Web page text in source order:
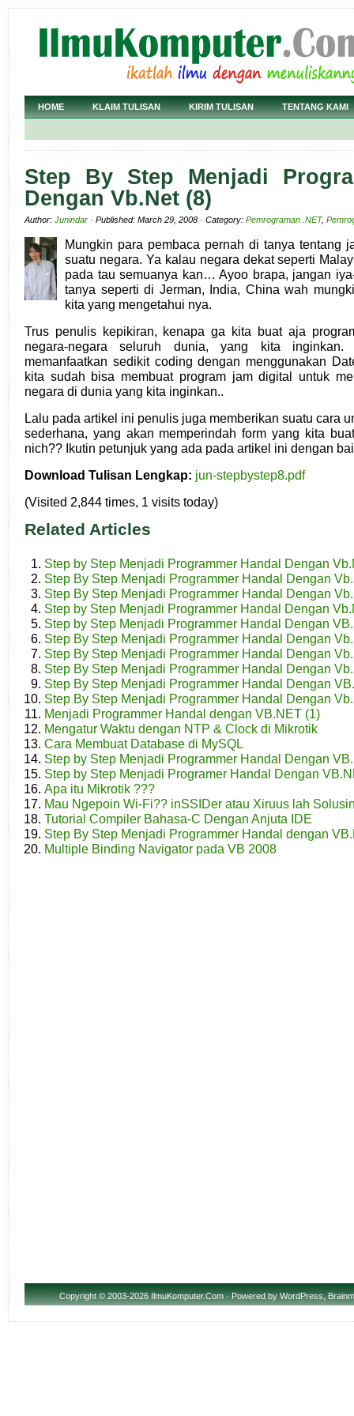
HOME KLAIM TULISAN KIRIM TULISAN TENTANG KAMI
Step By Step Menjadi
Dengan Vb.Net (8)
Author: Junindar · Published: March 29, 2008 · Category: Pemrograman .NET,
Mungkin para pembaca pernah di tanya tentang
suatu negara. Ya kalau negara dekat seperti
pada tau semuanya kan… Ayoo brapa, jangan
tanya seperti di Jerman, India, China wah
kita yang mengetahui nya.
Trus penulis kepikiran, kenapa ga kita buat aja
negara-negara seluruh dunia, yang kita inginkan.
memanfaatkan sedikit coding dengan menggunakan
kita sudah bisa membuat program jam digital untuk
negara di dunia yang kita inginkan..
Lalu pada artikel ini penulis juga memberikan suatu cara
sederhana, yang akan memperindah form yang kita
nich?? Ikutin petunjuk yang ada pada artikel ini dengan
Download Tulisan Lengkap: jun-stepbystep8.pdf
(Visited 2,844 times, 1 visits today)
Related Articles
Step by Step Menjadi Programmer Handal Dengan
Step By Step Menjadi Programmer Handal Dengan
Step By Step Menjadi Programmer Handal Dengan
Step by Step Menjadi Programmer Handal Dengan
Step by Step Menjadi Programmer Handal Dengan
Step By Step Menjadi Programmer Handal Dengan
Step By Step Menjadi Programmer Handal Dengan
Step By Step Menjadi Programmer Handal Dengan
Step By Step Menjadi Programmer Handal Dengan
Step By Step Menjadi Programmer Handal Dengan
Menjadi Programmer Handal dengan VB.NET (1)
Mengatur Waktu dengan NTP & Clock di Mikrotik
Cara Membuat Database di MySQL
Step by Step Menjadi Programmer Handal Dengan
Step by Step Menjadi Programer Handal Dengan
Apa itu Mikrotik ???
Mau Ngepoin Wi-Fi?? inSSIDer atau Xiruus lah
Tutorial Compiler Bahasa-C Dengan Anjuta IDE
Step By Step Menjadi Programmer Handal dengan
Multiple Binding Navigator pada VB 2008
Copyright© 2003-2026 IlmuKomputer.Com · Powered byWordPress,